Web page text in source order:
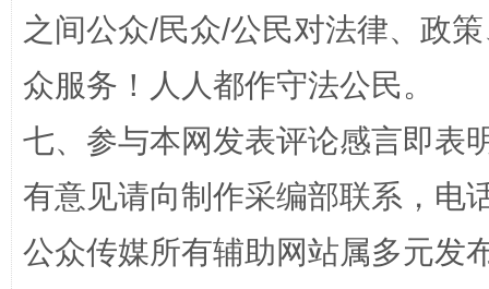
“蜀中异人”王建安的艺术幻境
之间公众/民众/公民对法律、政
众服务！人人都作守法公民。
七、参与本网发表评论感言即表
有意见请向制作采编部联系，电
公众传媒所有辅助网站属多元发